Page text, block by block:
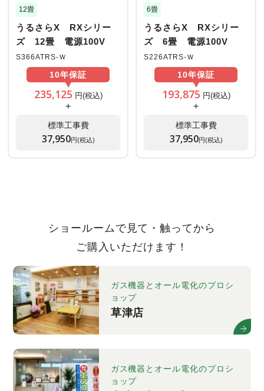
12畳
うるさらX RXシリー
ズ 12畳 電源100V
S366ATRS-Ｗ
10年保証
235,125 円(税込)
+
標準工事費
37,950円(税込)
6畳
うるさらX RXシリー
ズ 6畳 電源100V
S226ATRS-Ｗ
10年保証
193,875 円(税込)
+
標準工事費
37,950円(税込)
ショールームで見て・触ってから
ご購入いただけます！
ガス機器とオール電化のプロシ
ョップ
草津店
ガス機器とオール電化のプロシ
ョップ